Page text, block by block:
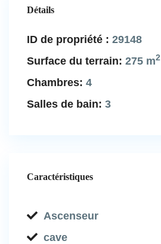
Détails
ID de propriété : 29148
Surface du terrain: 275 m2
Chambres: 4
Salles de bain: 3
Caractéristiques
Ascenseur
cave